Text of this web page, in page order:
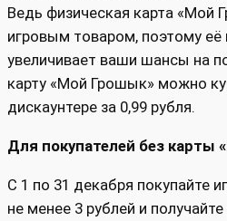
Ведь физическая карта «Мой
игровым товаром, поэтому её
увеличивает ваши шансы на
карту «Мой Грошык» можно
дискаунтере за 0,99 рубля.
Для покупателей без карты
С 1 по 31 декабря покупайте
не менее 3 рублей и